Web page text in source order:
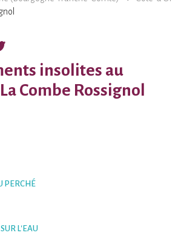
insolites au
Combe Rossignol
PERCHÉ
L'EAU